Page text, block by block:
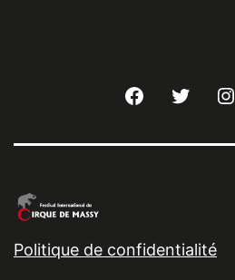
FacebookTwitter
Politique de confidentialité